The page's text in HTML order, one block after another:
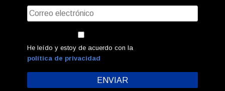
He leído y estoy de acuerdo con la
política de privacidad